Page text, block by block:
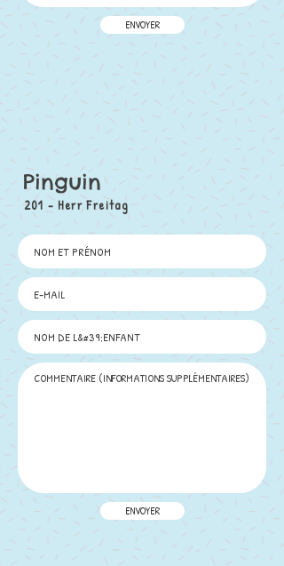
ENVOYER
Pinguin
201 - Herr Freitag
ENVOYER